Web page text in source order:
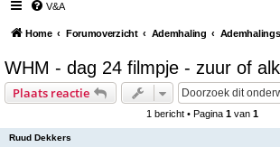
V&A
Home Forumoverzicht Ademhaling
WHM - dag 24 filmpje - zuur of
Plaats reactie
1 bericht • Pagina 1 van 1
Ruud Dekkers